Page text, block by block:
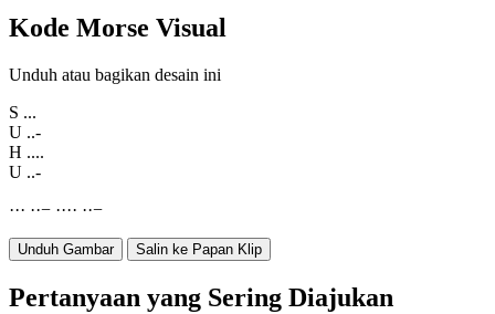
Kode Morse Visual
Unduh atau bagikan desain ini
S ...
U ..-
H ....
U ..-
··· ··− ···· ··−
Unduh Gambar Salin ke Papan Klip
Pertanyaan yang Sering Diajukan